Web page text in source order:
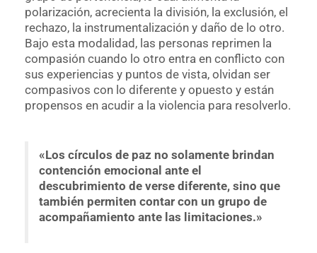
polarización, acrecienta la división, la exclusión, el
rechazo, la instrumentalización y daño de lo otro.
Bajo esta modalidad, las personas reprimen la
compasión cuando lo otro entra en conflicto con
sus experiencias y puntos de vista, olvidan ser
compasivos con lo diferente y opuesto y están
propensos en acudir a la violencia para resolverlo.
«Los círculos de paz no solamente brindan
contención emocional ante el
descubrimiento de verse diferente, sino que
también permiten contar con un grupo de
acompañamiento ante las limitaciones.»